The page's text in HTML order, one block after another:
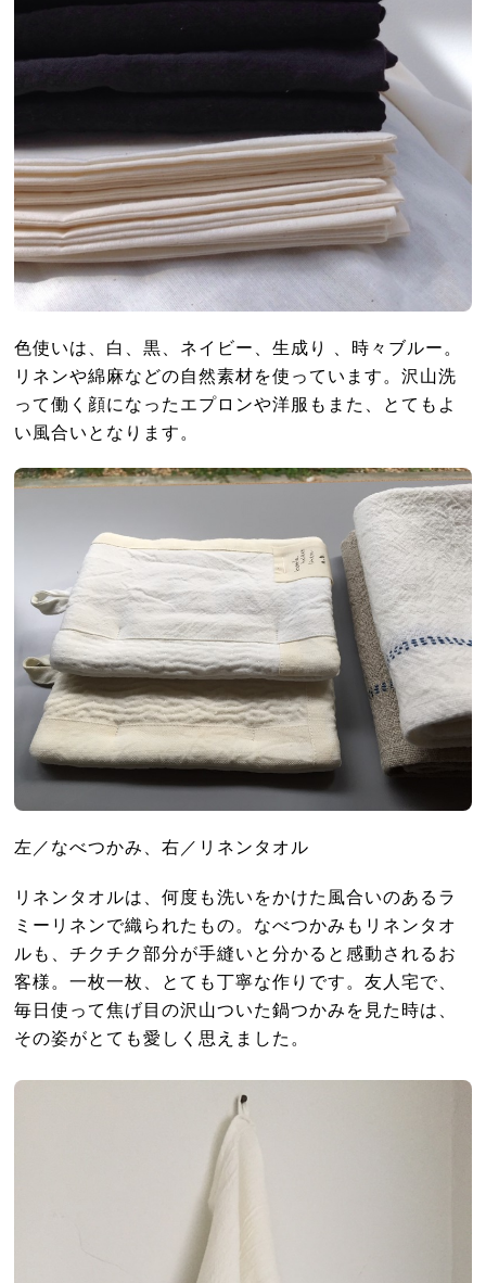
色使いは、白、黒、ネイビー、生成り 、時々ブルー。
リネンや綿麻などの自然素材を使っています。沢山洗
って働く顔になったエプロンや洋服もまた、とてもよ
い風合いとなります。
左／なべつかみ、右／リネンタオル
リネンタオルは、何度も洗いをかけた風合いのあるラ
ミーリネンで織られたもの。なべつかみもリネンタオ
ルも、チクチク部分が手縫いと分かると感動されるお
客様。一枚一枚、とても丁寧な作りです。友人宅で、
毎日使って焦げ目の沢山ついた鍋つかみを見た時は、
その姿がとても愛しく思えました。